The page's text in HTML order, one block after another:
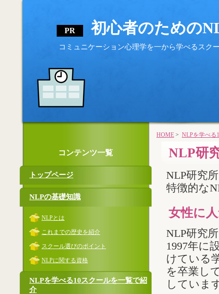
初心者のための
コミュニケーション心理学を一から学べるスク
HOME > NLPを学べる
NLP研
NLP研究
特徴的な
女性に
NLP研究
1997年に
けている
を卒業し
していま
コンテンツ一覧
トップページ
NLPの基礎知識
NLPとは
これまでの歴史を紹介
スクール選びのポイント
NLPに関する資格
NLPを学べる10スクールを一覧で紹
介